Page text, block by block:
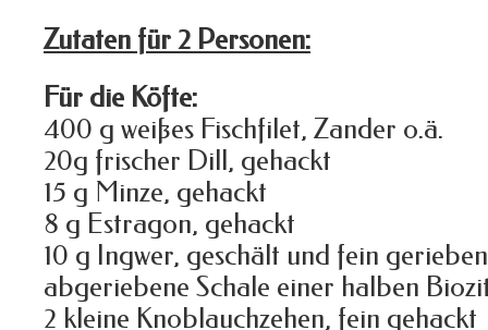
Zutaten für 2 Personen:
Für die Köfte:
400 g weißes Fischfilet, Zander o.ä.
20g frischer Dill, gehackt
15 g Minze, gehackt
8 g Estragon, gehackt
10 g Ingwer, geschält und fein gerieben
abgeriebene Schale einer halben
2 kleine Knoblauchzehen, fein gehackt